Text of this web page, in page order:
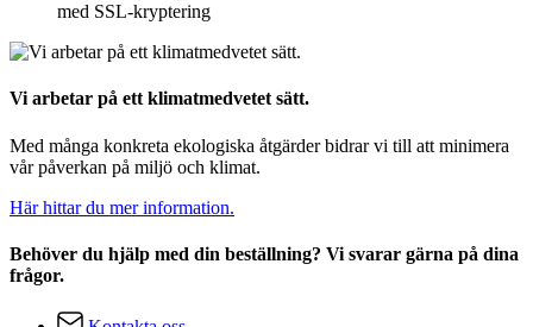
med SSL-kryptering
Vi arbetar på ett klimatmedvetet sätt.
Med många konkreta ekologiska åtgärder bidrar vi till att minimera
vår påverkan på miljö och klimat.
Här hittar du mer information.
Behöver du hjälp med din beställning? Vi svarar gärna på dina
frågor.